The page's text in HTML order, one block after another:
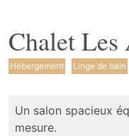
Chalet
Hébergement Linge de bain
Un salon spacieux
mesure.